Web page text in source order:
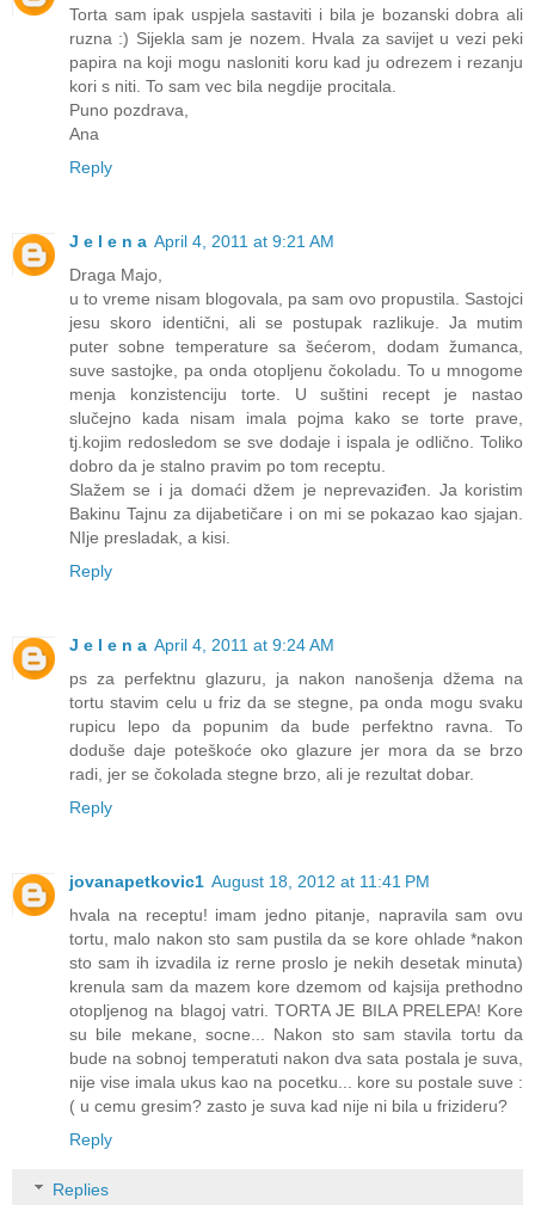
Torta sam ipak uspjela sastaviti i bila je bozanski dobra ali
ruzna :) Sijekla sam je nozem. Hvala za savijet u vezi peki
papira na koji mogu nasloniti koru kad ju odrezem i rezanju
kori s niti. To sam vec bila negdije procitala.
Puno pozdrava,
Ana
Reply
J e l e n a April 4, 2011 at 9:21 AM
Draga Majo,
u to vreme nisam blogovala, pa sam ovo propustila. Sastojci
jesu skoro identični, ali se postupak razlikuje. Ja mutim
puter sobne temperature sa šećerom, dodam žumanca,
suve sastojke, pa onda otopljenu čokoladu. To u mnogome
menja konzistenciju torte. U suštini recept je nastao
slučejno kada nisam imala pojma kako se torte prave,
tj.kojim redosledom se sve dodaje i ispala je odlično. Toliko
dobro da je stalno pravim po tom receptu.
Slažem se i ja domaći džem je neprevaziđen. Ja koristim
Bakinu Tajnu za dijabetičare i on mi se pokazao kao sjajan.
NIje presladak, a kisi.
Reply
J e l e n a April 4, 2011 at 9:24 AM
ps za perfektnu glazuru, ja nakon nanošenja džema na
tortu stavim celu u friz da se stegne, pa onda mogu svaku
rupicu lepo da popunim da bude perfektno ravna. To
doduše daje poteškoće oko glazure jer mora da se brzo
radi, jer se čokolada stegne brzo, ali je rezultat dobar.
Reply
jovanapetkovic1 August 18, 2012 at 11:41 PM
hvala na receptu! imam jedno pitanje, napravila sam ovu
tortu, malo nakon sto sam pustila da se kore ohlade *nakon
sto sam ih izvadila iz rerne proslo je nekih desetak minuta)
krenula sam da mazem kore dzemom od kajsija prethodno
otopljenog na blagoj vatri. TORTA JE BILA PRELEPA! Kore
su bile mekane, socne... Nakon sto sam stavila tortu da
bude na sobnoj temperatuti nakon dva sata postala je suva,
nije vise imala ukus kao na pocetku... kore su postale suve :
( u cemu gresim? zasto je suva kad nije ni bila u frizideru?
Reply
Replies